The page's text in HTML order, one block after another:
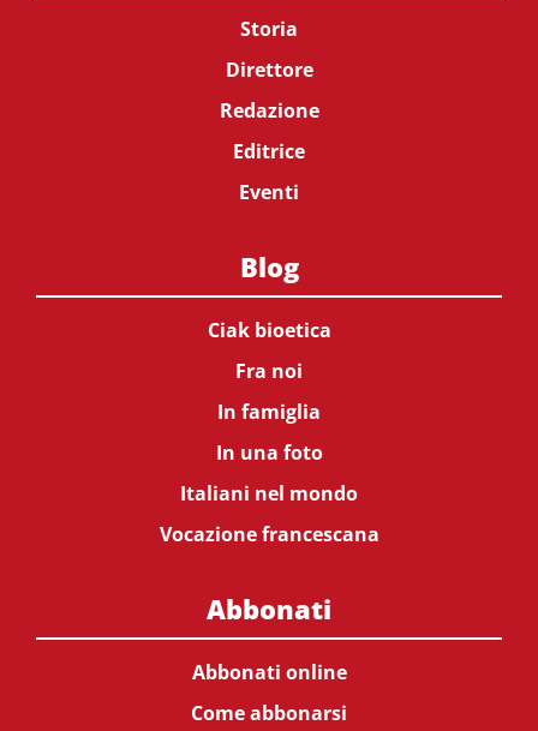
Storia
Direttore
Redazione
Editrice
Eventi
Blog
Ciak bioetica
Fra noi
In famiglia
In una foto
Italiani nel mondo
Vocazione francescana
Abbonati
Abbonati online
Come abbonarsi